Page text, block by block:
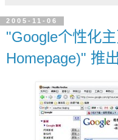
2005-11-06
"Google个性化
Homepage)" 推